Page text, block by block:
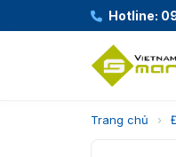
Hotline:
Trang chủ ›